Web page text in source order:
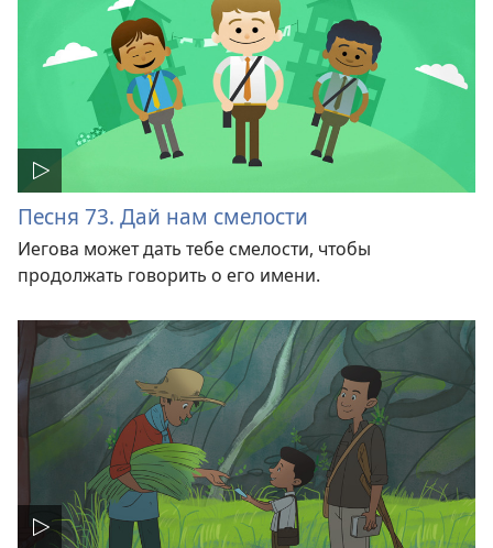
Песня 73. Дай нам смелости
Иегова может дать тебе смелости, чтобы
продолжать говорить о его имени.